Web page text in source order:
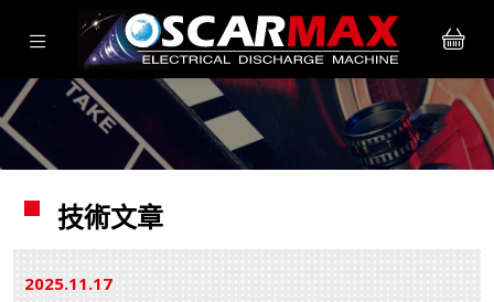
技術文章
2025.11 17